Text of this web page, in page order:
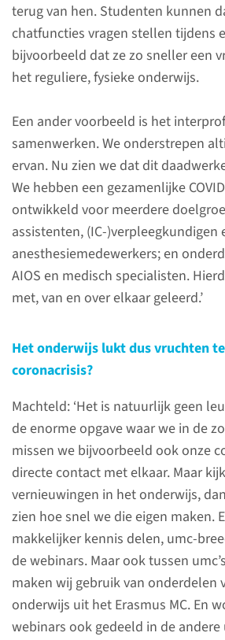
terug van hen. Studenten kunnen
chatfuncties vragen stellen tijdens
bijvoorbeeld dat ze zo sneller een
het reguliere, fysieke onderwijs.
Een ander voorbeeld is het
samenwerken. We onderstrepen
ervan. Nu zien we dat dit
We hebben een gezamenlijke
ontwikkeld voor meerdere
assistenten, (IC-)verpleegkundigen
anesthesiemedewerkers; en
AIOS en medisch specialisten.
met, van en over elkaar geleerd.’
Het onderwijs lukt dus vruchten
coronacrisis?
Machteld: ‘Het is natuurlijk geen
de enorme opgave waar we in de
missen we bijvoorbeeld ook onze
directe contact met elkaar. Maar
vernieuwingen in het onderwijs,
zien hoe snel we die eigen maken.
makkelijker kennis delen, umc-
de webinars. Maar ook tussen
maken wij gebruik van onderdelen
onderwijs uit het Erasmus MC. En
webinars ook gedeeld in de andere
Bedankt!
Studenten namen een
om de docenten en
medewerkers van het
Radboudumc te
hun werk tijdens de
coronacrisis.
Leren van China
De opleiding
begin 2020 een online
community gestart met
universiteiten in China
in Noord-Ierland.